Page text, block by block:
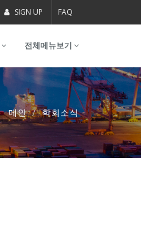
SIGN UP FAQ
전체메뉴보기
메인 학회소식